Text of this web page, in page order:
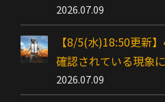
2026.07.09
【8/5(水)18:50更新
確認されている現象
2026.07.09